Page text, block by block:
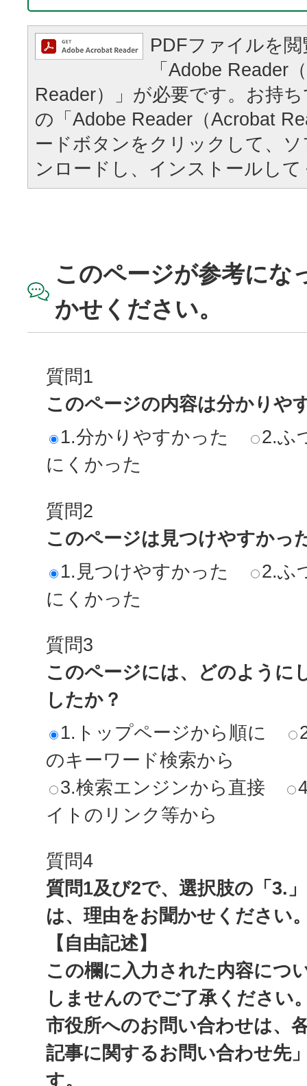
PDFファイルを
「Adobe Reader
Reader）」が必要です。お持
の「Adobe Reader（Acrobat
ードボタンをクリックして、
ンロードし、インストールし
このページが参考にな
かせください。
質問1
このページの内容は分かりや
1.分かりやすかった
2.ふ
にくかった
質問2
このページは見つけやすかっ
1.見つけやすかった
2.ふ
にくかった
質問3
このページには、どのように
したか？
1.トップページから順に
のキーワード検索から
3.検索エンジンから直接
イトのリンク等から
質問4
質問1及び2で、選択肢の「3.
は、理由をお聞かせください
【自由記述】
この欄に入力された内容につ
しませんのでご了承ください
市役所へのお問い合わせは、
記事に関するお問い合わせ先
す。